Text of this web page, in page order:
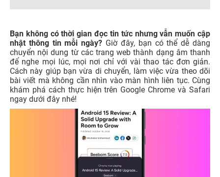
Bạn không có thời gian đọc tin tức nhưng vẫn muốn cập
nhật thông tin mỗi ngày? Giờ đây, bạn có thể dễ dàng
chuyển nội dung từ các trang web thành dạng âm thanh
để nghe mọi lúc, mọi nơi chỉ với vài thao tác đơn giản.
Cách này giúp bạn vừa di chuyển, làm việc vừa theo dõi
bài viết mà không cần nhìn vào màn hình liên tục. Cùng
khám phá cách thực hiện trên Google Chrome và Safari
ngay dưới đây nhé!